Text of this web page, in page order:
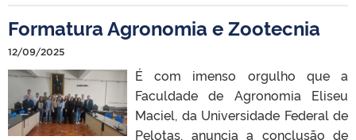
Formatura Agronomia e Zootecnia
12/09/2025
É com imenso orgulho que a
Faculdade de Agronomia Eliseu
Maciel, da Universidade Federal de
Pelotas, anuncia a conclusão de